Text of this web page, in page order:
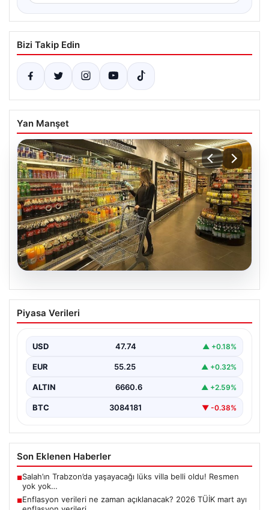
Bizi Takip Edin
Yan Manşet
07.08.2026
Enflasyon verileri ne zaman
açıklanacak? 2026 TÜİK mart ayı
Piyasa Verileri
USD 47.74 ▲ +0.18%
EUR 55.25 ▲ +0.32%
ALTIN 6660.6 ▲ +2.59%
BTC 3084181 ▼ -0.38%
Son Eklenen Haberler
■Salah’ın Trabzon’da yaşayacağı lüks villa belli oldu! Resmen
yok yok…
■Enflasyon verileri ne zaman açıklanacak? 2026 TÜİK mart ayı